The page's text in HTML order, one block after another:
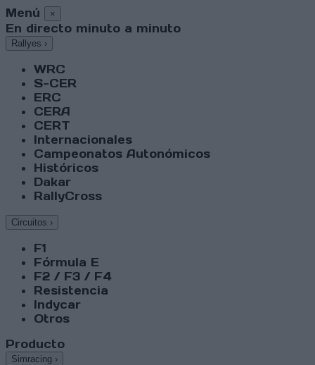
Menú ×
En directo minuto a minuto
Rallyes ›
WRC
S-CER
ERC
CERA
CERT
Internacionales
Campeonatos Autonómicos
Históricos
Dakar
RallyCross
Circuitos ›
F1
Fórmula E
F2 / F3 / F4
Resistencia
Indycar
Otros
Producto
Simracing ›